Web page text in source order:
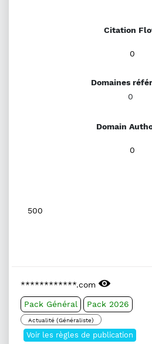
Citation
0
Domaines
0
Domain
0
500
************.com
Pack Général Pack 2026
Actualité (Généraliste)
Voir les règles de publication